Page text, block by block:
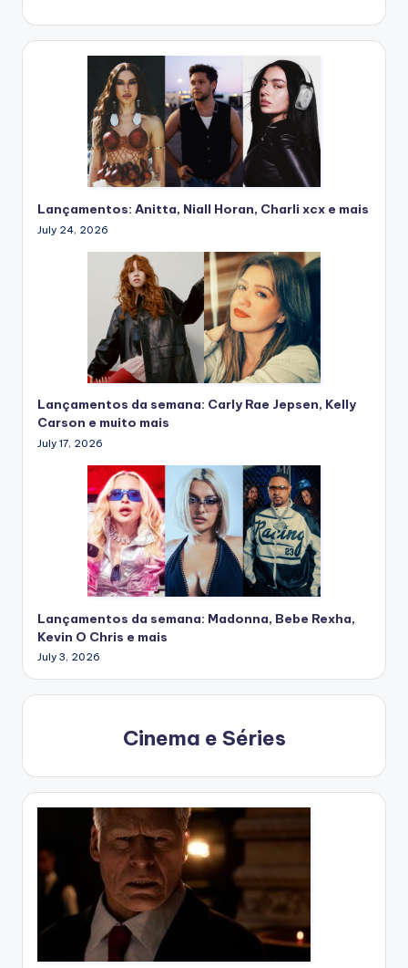
Lançamentos: Anitta, Niall Horan, Charli xcx e mais
July 24, 2026
Lançamentos da semana: Carly Rae Jepsen, Kelly
Carson e muito mais
July 17, 2026
Lançamentos da semana: Madonna, Bebe Rexha,
Kevin O Chris e mais
July 3, 2026
Cinema e Séries